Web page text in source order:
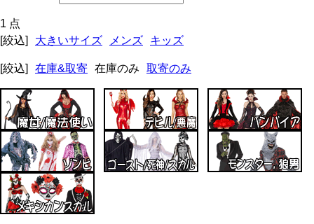
1 点
[絞込]
大きいサイズ メンズ キッズ
[絞込] 在庫&取寄 在庫のみ 取寄のみ